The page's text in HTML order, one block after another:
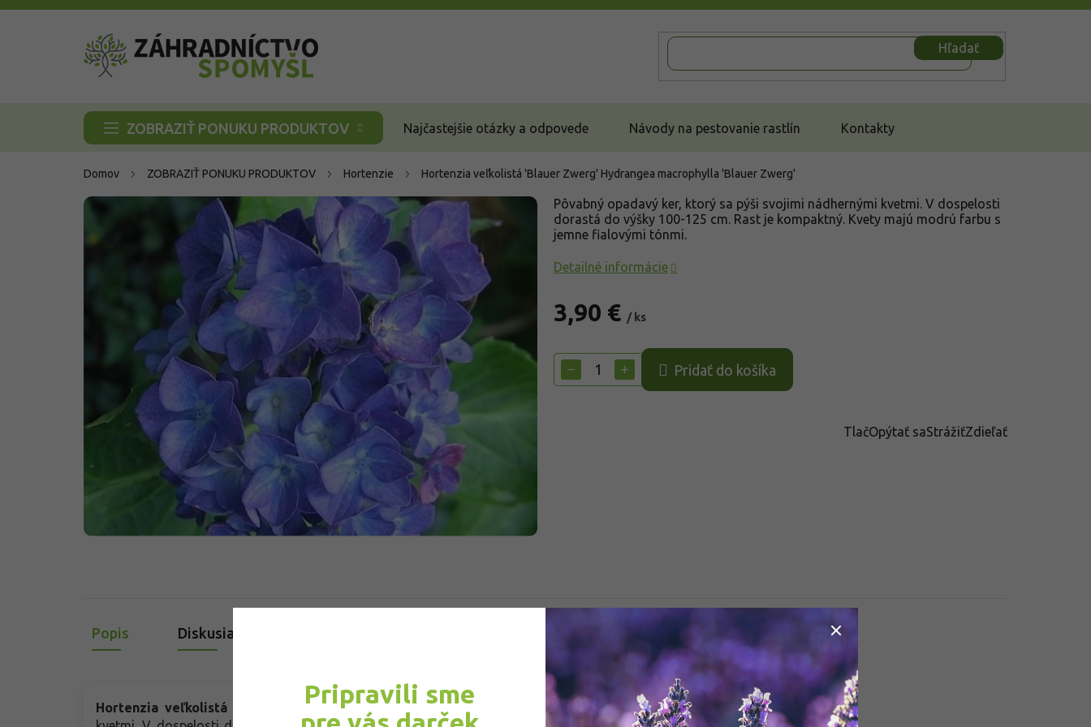
Prejsť
Hľadať
ZOBRAZIŤ PONUKU PRODUKTOV Najčastejšie otázky a odpovede Návody na pestovanie rastlín Kontakty
Domov ZOBRAZIŤ PONUKU PRODUKTOV Hortenzie Hortenzia veľkolistá 'Blauer Zwerg' Hydrangea macrophylla 'Blauer Zwerg'
3,90 € / ks
cena:
+
− Pridať do košíka
Pôvabný opadavý ker, ktorý sa pýši svojimi nádhernými kvetmi. V dospelosti
dorastá do výšky 100-125 cm. Rast je kompaktný. Kvety majú modrú farbu s
jemne fialovými tónmi.
Detailné informácie
TlačOpýtať saStrážiťZdieľať
Popis Diskusia
Hortenzia veľkolistá 'Blauer Zwerg'- pôvabný opadavý ker, ktorý sa pýši svojimi nádhernými
Dodatočné parametre
Pripravili sme